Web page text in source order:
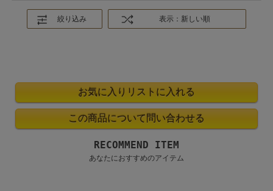
絞り込み 表示：新しい順
RECOMMEND ITEM
あなたにおすすめのアイテム